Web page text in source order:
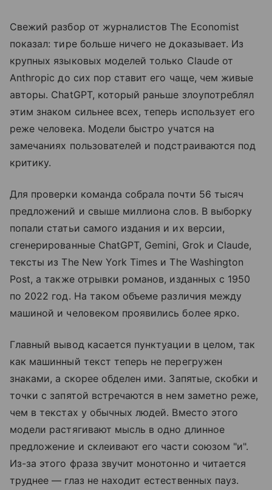
Свежий разбор от журналистов The Economist
показал: тире больше ничего не доказывает. Из
крупных языковых моделей только Claude от
Anthropic до сих пор ставит его чаще, чем живые
авторы. ChatGPT, который раньше злоупотреблял
этим знаком сильнее всех, теперь использует его
реже человека. Модели быстро учатся на
замечаниях пользователей и подстраиваются под
критику.
Для проверки команда собрала почти 56 тысяч
предложений и свыше миллиона слов. В выборку
попали статьи самого издания и их версии,
сгенерированные ChatGPT, Gemini, Grok и Claude,
тексты из The New York Times и The Washington
Post, а также отрывки романов, изданных с 1950
по 2022 год. На таком объеме различия между
машиной и человеком проявились более ярко.
Главный вывод касается пунктуации в целом, так
как машинный текст теперь не перегружен
знаками, а скорее обделен ими. Запятые, скобки и
точки с запятой встречаются в нем заметно реже,
чем в текстах у обычных людей. Вместо этого
модели растягивают мысль в одно длинное
предложение и склеивают его части союзом "и".
Из-за этого фраза звучит монотонно и читается
труднее — глаз не находит естественных пауз.